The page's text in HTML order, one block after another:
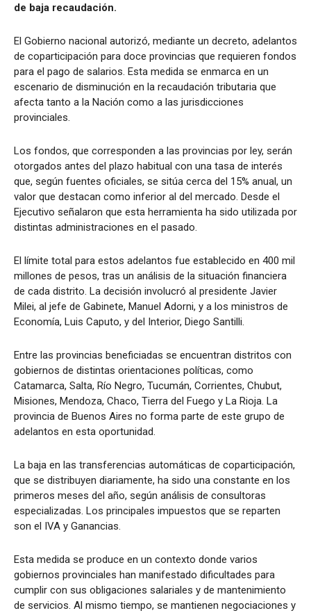
de baja recaudación.
El Gobierno nacional autorizó, mediante un decreto, adelantos
de coparticipación para doce provincias que requieren fondos
para el pago de salarios. Esta medida se enmarca en un
escenario de disminución en la recaudación tributaria que
afecta tanto a la Nación como a las jurisdicciones
provinciales.
Los fondos, que corresponden a las provincias por ley, serán
otorgados antes del plazo habitual con una tasa de interés
que, según fuentes oficiales, se sitúa cerca del 15% anual, un
valor que destacan como inferior al del mercado. Desde el
Ejecutivo señalaron que esta herramienta ha sido utilizada por
distintas administraciones en el pasado.
El límite total para estos adelantos fue establecido en 400 mil
millones de pesos, tras un análisis de la situación financiera
de cada distrito. La decisión involucró al presidente Javier
Milei, al jefe de Gabinete, Manuel Adorni, y a los ministros de
Economía, Luis Caputo, y del Interior, Diego Santilli.
Entre las provincias beneficiadas se encuentran distritos con
gobiernos de distintas orientaciones políticas, como
Catamarca, Salta, Río Negro, Tucumán, Corrientes, Chubut,
Misiones, Mendoza, Chaco, Tierra del Fuego y La Rioja. La
provincia de Buenos Aires no forma parte de este grupo de
adelantos en esta oportunidad.
La baja en las transferencias automáticas de coparticipación,
que se distribuyen diariamente, ha sido una constante en los
primeros meses del año, según análisis de consultoras
especializadas. Los principales impuestos que se reparten
son el IVA y Ganancias.
Esta medida se produce en un contexto donde varios
gobiernos provinciales han manifestado dificultades para
cumplir con sus obligaciones salariales y de mantenimiento
de servicios. Al mismo tiempo, se mantienen negociaciones y